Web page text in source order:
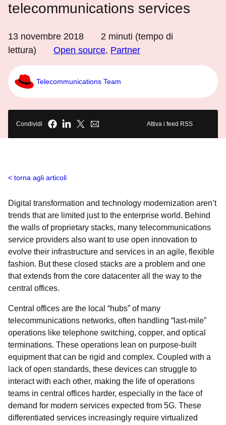
telecommunications services
13 novembre 2018 2 minuti (tempo di
lettura)
Open source, Partner
Telecommunications Team
Condividi Attiva i feed RSS
torna agli articoli
Digital transformation and technology modernization aren’t
trends that are limited just to the enterprise world. Behind
the walls of proprietary stacks, many telecommunications
service providers also want to use open innovation to
evolve their infrastructure and services in an agile, flexible
fashion. But these closed stacks are a problem and one
that extends from the core datacenter all the way to the
central offices.
Central offices are the local “hubs” of many
telecommunications networks, often handling “last-mile”
operations like telephone switching, copper, and optical
terminations. These operations lean on purpose-built
equipment that can be rigid and complex. Coupled with a
lack of open standards, these devices can struggle to
interact with each other, making the life of operations
teams in central offices harder, especially in the face of
demand for modern services expected from 5G. These
differentiated services increasingly require virtualized